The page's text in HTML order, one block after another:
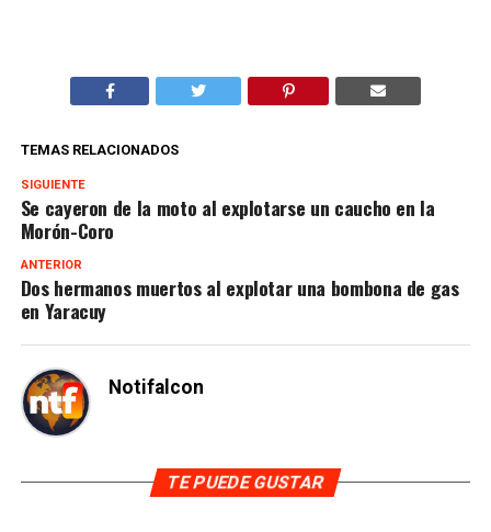
TEMAS RELACIONADOS
SIGUIENTE
Se cayeron de la moto al explotarse un caucho en la
Morón-Coro
ANTERIOR
Dos hermanos muertos al explotar una bombona de gas
en Yaracuy
Notifalcon
TE PUEDE GUSTAR